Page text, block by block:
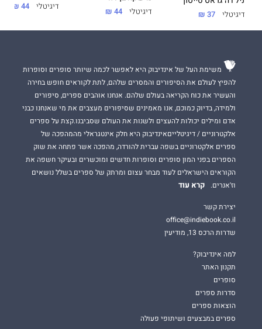
דיגיטלי 37 ₪
דיגיטלי 44 ₪
דיגיטלי 44 ₪
משימת העל של אינדיבוק היא לאפשר לכמה שיותר סופרים וסופרות
להפיץ לעולם את הסיפורים והמסרים שלהם, לתת לקוראים חופש בחירה
והעשיר את כוח הקריאה בעולם שלהם. אנחנו אוהבים ספרים, סיפורים
ולמידה, בדיוק כמוכם, אנו מאמינים שסיפורים מעצבים את מי שאנחנו כבני
אדם ומילים יכולות להעצים ולשנות את העולם שסביבנו.קצת על ספרים
אלקטרוניים / דיגיטלייםאינדיבוק היא חלק אינטגראלי מהמהפכה של
ספרים אלקטרוניים בשפה עברית להורדה, מהפכה אשר פתחה את שוק
הספרים בפני המון סופרים וסופרות חדשים ומוכשרים ובעיקר חשפה את
הקוראים הישראלים לעוד מבחר עצום ומרתק של ספרים בשלל נושאים
וז'אנרים.
קרא עוד
יצירת קשר
office@indiebook.co.il
שדרות הרכס 13, מודיעין
למה אינדיבוק?
תקנון האתר
סופרים
סדרות ספרים
הוצאות ספרים
ספרים במבצעים ושיתופי פעולה